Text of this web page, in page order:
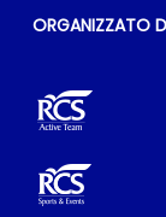
ORGANIZZATO